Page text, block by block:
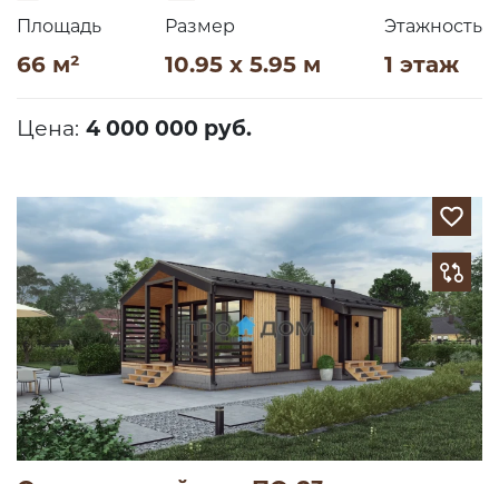
Площадь
66 м²
Размер
10.95 x 5.95 м
Этажность
1 этаж
Цена: 4 000 000 руб.